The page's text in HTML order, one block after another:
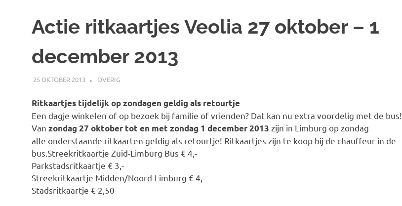
Actie ritkaartjes Veolia 27 oktober – 1
december 2013
25 OKTOBER 2013 JOHAN
OVERIG
Ritkaartjes tijdelijk op zondagen geldig als retourtje
Een dagje winkelen of op bezoek bij familie of vrienden? Dat kan nu extra voordelig met de bus!
Van zondag 27 oktober tot en met zondag 1 december 2013 zijn in Limburg op zondag
alle onderstaande ritkaarten geldig als retourtje! Ritkaartjes zijn te koop bij de chauffeur in de
bus.Streekritkaartje Zuid-Limburg Bus € 4,-
Parkstadsritkaartje € 3,-
Streekritkaartje Midden/Noord-Limburg € 4,-
Stadsritkaartje € 2,50